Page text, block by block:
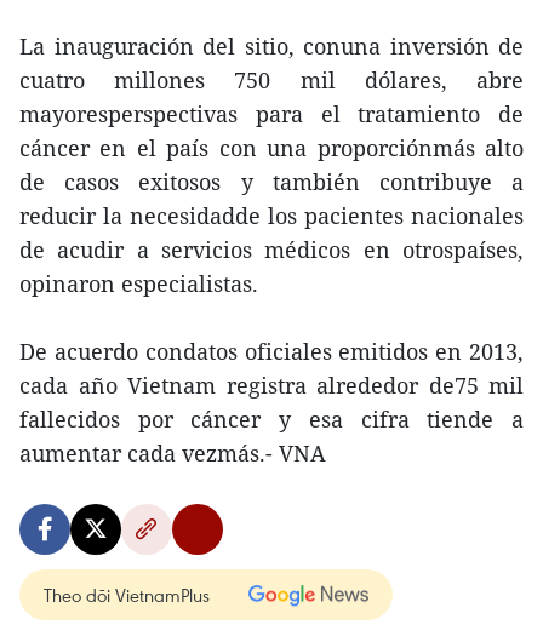
La inauguración del sitio, conuna inversión de
cuatro millones 750 mil dólares, abre
mayoresperspectivas para el tratamiento de
cáncer en el país con una proporciónmás alto
de casos exitosos y también contribuye a
reducir la necesidadde los pacientes nacionales
de acudir a servicios médicos en otrospaíses,
opinaron especialistas.
De acuerdo condatos oficiales emitidos en 2013,
cada año Vietnam registra alrededor de75 mil
fallecidos por cáncer y esa cifra tiende a
aumentar cada vezmás.- VNA
Theo dõi VietnamPlus